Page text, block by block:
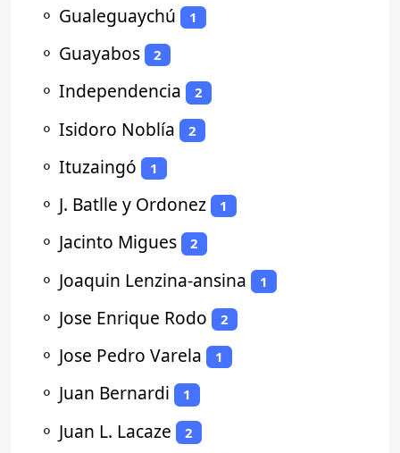
⚬ Gualeguaychú 1
⚬ Guayabos 2
⚬ Independencia 2
⚬ Isidoro Noblía 2
⚬ Ituzaingó 1
⚬ J. Batlle y Ordonez 1
⚬ Jacinto Migues 2
⚬ Joaquin Lenzina-ansina 1
⚬ Jose Enrique Rodo 2
⚬ Jose Pedro Varela 1
⚬ Juan Bernardi 1
⚬ Juan L. Lacaze 2